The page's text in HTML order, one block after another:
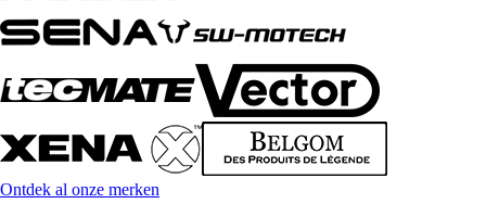
Ontdek al onze merken